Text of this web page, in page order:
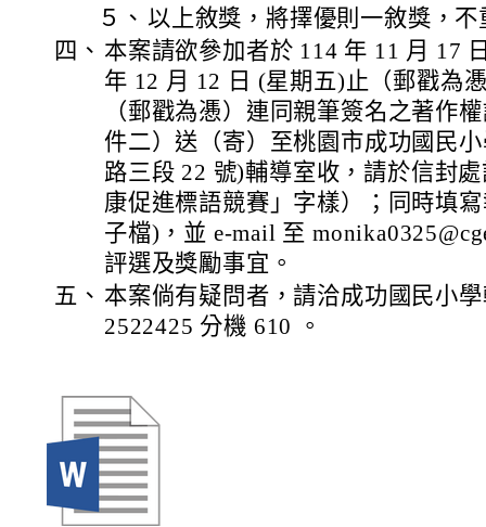
５、 以上敘獎，將擇優則一敘獎，不
四、 本案請欲參加者於 114 年 11 月 17
年 12 月 12 日 (星期五)止（郵戳為
（郵戳為慿）連同親筆簽名之著作
件二）送（寄）至桃園市成功國民
路三段 22 號)輔導室收，請於信封
康促進標語競賽」字樣）；同時填
子檔)，並 e-mail 至
評選及獎勵事宜。
五、 本案倘有疑問者，請洽成功國民小
2522425 分機 610 。